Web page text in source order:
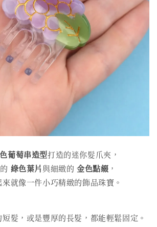
葡萄串造型打造的迷你髮爪夾，
綠色葉片與細緻的 金色點綴 ，
就像一件小巧精緻的飾品珠寶。
髮，或是豐厚的長髮，都能輕鬆固定。